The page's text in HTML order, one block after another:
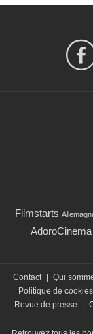
Filmstarts
AdoroCinema
Contact Qui
Politique de cookies
Revue de presse